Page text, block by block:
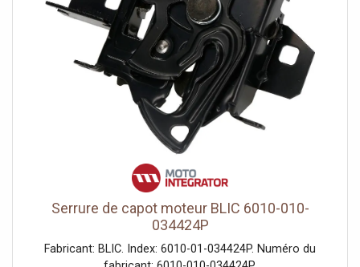
Serrure de capot moteur BLIC 6010-010-
034424P
Fabricant: BLIC. Index: 6010-01-034424P. Numéro du